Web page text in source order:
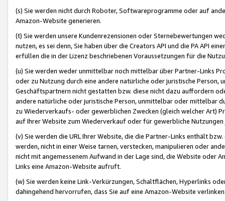
(s) Sie werden nicht durch Roboter, Softwareprogramme oder auf
Amazon-Website generieren.
(t) Sie werden unsere Kundenrezensionen oder Sternebewertungen
nutzen, es sei denn, Sie haben über die Creators API und die PA API
erfüllen die in der Lizenz beschriebenen Voraussetzungen für die
(u) Sie werden weder unmittelbar noch mittelbar über Partner-Links
oder zu Nutzung durch eine andere natürliche oder juristische
Geschäftspartnern nicht gestatten bzw. diese nicht dazu auffordern
andere natürliche oder juristische Person, unmittelbar oder mittelbar
zu Wiederverkaufs- oder gewerblichen Zwecken (gleich welcher Art)
auf Ihrer Website zum Wiederverkauf oder für gewerbliche
(v) Sie werden die URL Ihrer Website, die die Partner-Links enthält
werden, nicht in einer Weise tarnen, verstecken, manipulieren oder
nicht mit angemessenem Aufwand in der Lage sind, die Website oder
Links eine Amazon-Website aufruft.
(w) Sie werden keine Link-Verkürzungen, Schaltflächen, Hyperlinks
dahingehend hervorrufen, dass Sie auf eine Amazon-Website